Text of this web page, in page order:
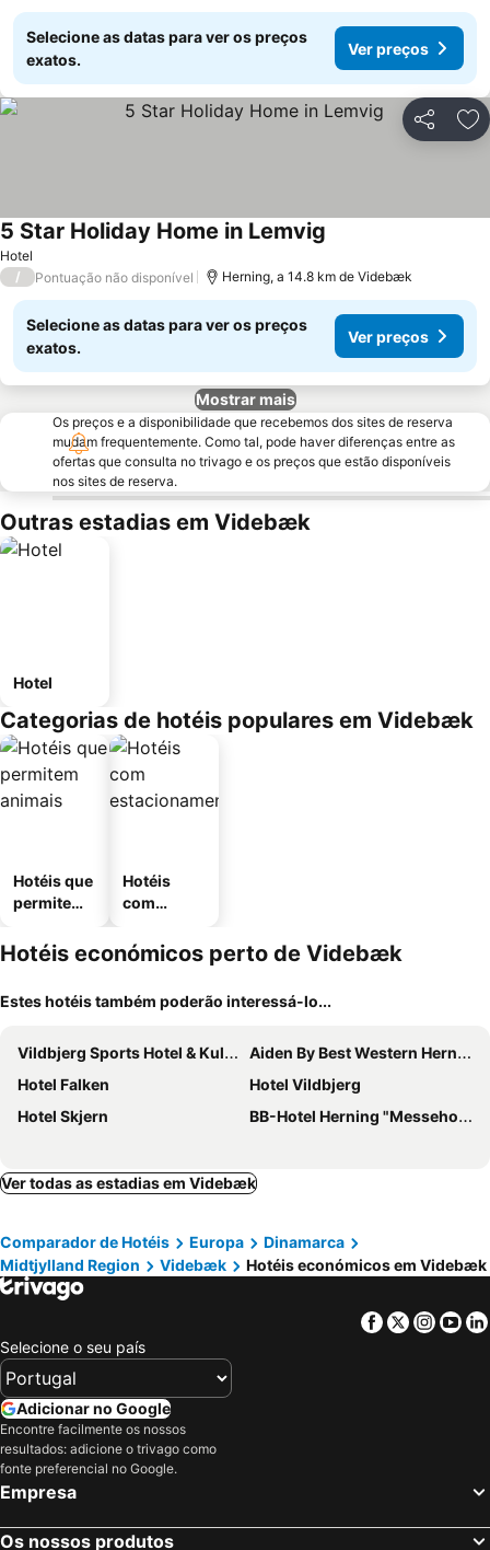
Selecione as datas para ver os preços
exatos.
Ver preços
Partilhar
Hotel
5 Star Holiday Home in Lemvig
/ Pontuação não disponível Herning, a 14.8 km de Videbæk
Selecione as datas para ver os preços
exatos.
Ver preços
Mostrar mais
Os preços e a disponibilidade que recebemos dos sites de reserva
mudam frequentemente. Como tal, pode haver diferenças entre as
ofertas que consulta no trivago e os preços que estão disponíveis
nos sites de reserva.
Outras estadias em Videbæk
Hotel
Categorias de hotéis populares em Videbæk
Hotéis que
permitem
Hotéis
com
mento
Hotéis económicos perto de Videbæk
Estes hotéis também poderão interessá-lo...
Vildbjerg Sports Hotel & Kulturcenter
Aiden By Best Western Herning
Hotel Falken
Hotel Vildbjerg
Hotel Skjern
BB-Hotel Herning "Messehotel"
Ver todas as estadias em Videbæk
Comparador de Hotéis Europa
Dinamarca
Midtjylland Region
Videbæk Hotéis económicos em Videbæk
Facebook
Twitter
Selecione o seu país
Adicionar no Google
Encontre facilmente os nossos
resultados: adicione o trivago como
fonte preferencial no Google.
Empresa
Os nossos produtos